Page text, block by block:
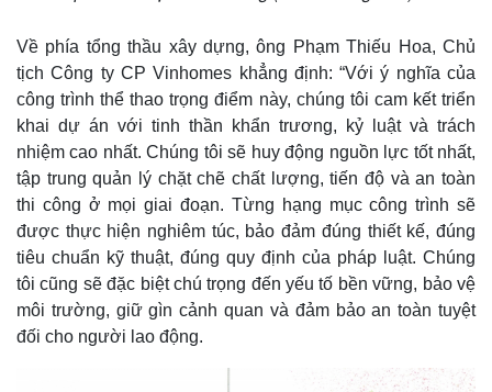
Về phía tổng thầu xây dựng, ông Phạm Thiếu Hoa, Chủ
tịch Công ty CP Vinhomes khẳng định: “Với ý nghĩa của
công trình thể thao trọng điểm này, chúng tôi cam kết triển
khai dự án với tinh thần khẩn trương, kỷ luật và trách
nhiệm cao nhất. Chúng tôi sẽ huy động nguồn lực tốt nhất,
tập trung quản lý chặt chẽ chất lượng, tiến độ và an toàn
thi công ở mọi giai đoạn. Từng hạng mục công trình sẽ
được thực hiện nghiêm túc, bảo đảm đúng thiết kế, đúng
tiêu chuẩn kỹ thuật, đúng quy định của pháp luật. Chúng
tôi cũng sẽ đặc biệt chú trọng đến yếu tố bền vững, bảo vệ
môi trường, giữ gìn cảnh quan và đảm bảo an toàn tuyệt
đối cho người lao động.